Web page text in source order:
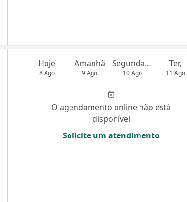
Hoje
8 Ago
Amanhã
9 Ago
Segunda-feira
10 Ago
Ter,
11 Ago
O agendamento online não está
disponível
Solicite um atendimento